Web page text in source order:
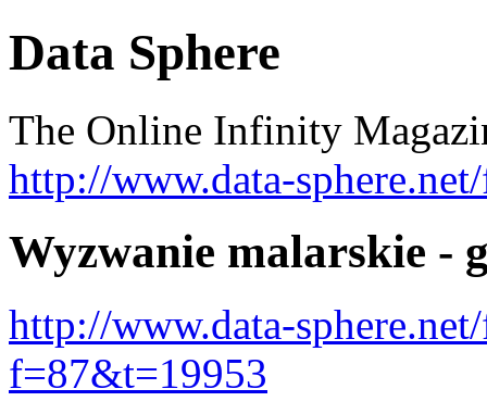
Data Sphere
The Online Infinity
http://www.data-
Wyzwanie malarskie -
http://www.data-
f=87&t=19953